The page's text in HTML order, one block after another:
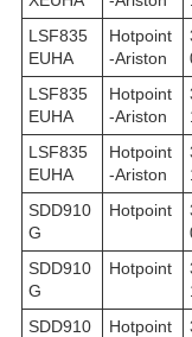
LSF835
EUHA
Hotpoint
-Ariston
LSF835
EUHA
Hotpoint
-Ariston
LSF835
EUHA
Hotpoint
-Ariston
SDD910
G
Hotpoint
SDD910
G
Hotpoint
SDD910
Hotpoint